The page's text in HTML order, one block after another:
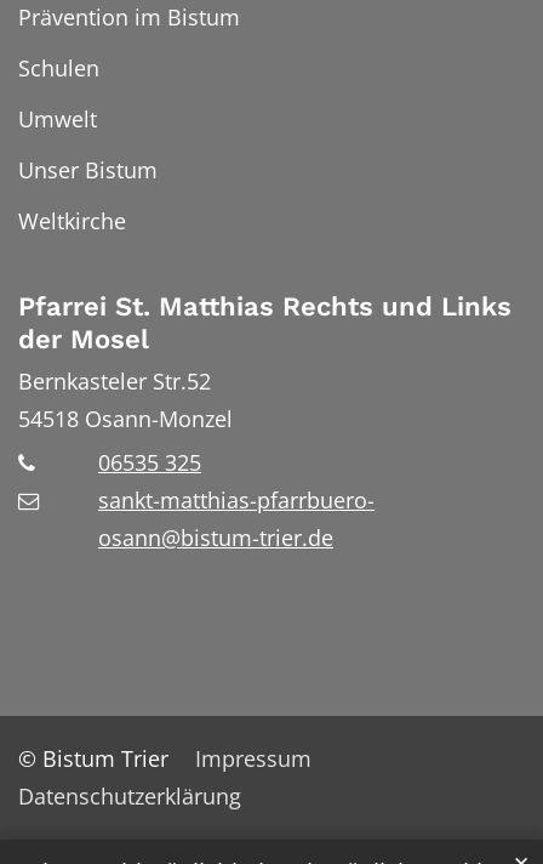
Prävention im Bistum
Schulen
Umwelt
Unser Bistum
Weltkirche
Pfarrei St. Matthias Rechts und Links
der Mosel
Bernkasteler Str.52
54518 Osann-Monzel
06535 325
sankt-matthias-pfarrbuero-
osann@bistum-trier.de
© Bistum Trier
Impressum
Datenschutzerklärung